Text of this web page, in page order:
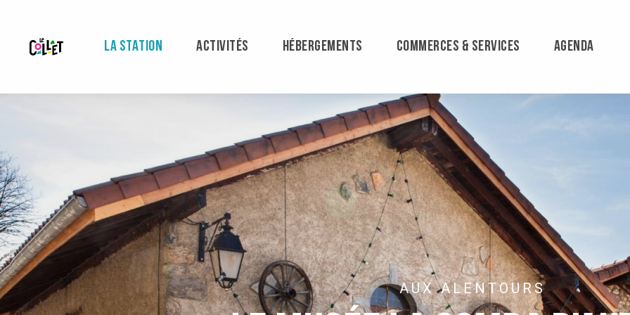
contenu
principal
LA STATION ACTIVITÉS HÉBERGEMENTS COMMERCES & SERVICES AGENDA
AUX ALENTOURS